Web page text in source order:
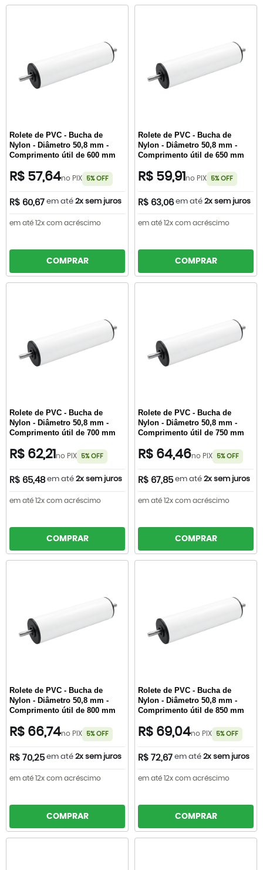
Rolete de PVC - Bucha de
Nylon - Diâmetro 50,8 mm -
Comprimento útil de 600 mm
R$ 57,64no PIX 5% OFF
R$ 60,67 em até 2x sem juros
em até 12x com acréscimo
COMPRAR
Rolete de PVC - Bucha de
Nylon - Diâmetro 50,8 mm -
Comprimento útil de 650 mm
R$ 59,91 no PIX 5% OFF
R$ 63,06 em até 2x sem juros
em até 12x com acréscimo
COMPRAR
Rolete de PVC - Bucha de
Nylon - Diâmetro 50,8 mm -
Comprimento útil de 700 mm
R$ 62,21 no PIX 5% OFF
R$ 65,48 em até 2x sem juros
em até 12x com acréscimo
COMPRAR
Rolete de PVC - Bucha de
Nylon - Diâmetro 50,8 mm -
Comprimento útil de 750 mm
R$ 64,46no PIX 5% OFF
R$ 67,85 em até 2x sem juros
em até 12x com acréscimo
COMPRAR
Rolete de PVC - Bucha de
Nylon - Diâmetro 50,8 mm -
Comprimento útil de 800 mm
R$ 66,74no PIX 5% OFF
R$ 70,25 em até 2x sem juros
em até 12x com acréscimo
COMPRAR
Rolete de PVC - Bucha de
Nylon - Diâmetro 50,8 mm -
Comprimento útil de 850 mm
R$ 69,04no PIX 5% OFF
R$ 72,67 em até 2x sem juros
em até 12x com acréscimo
COMPRAR